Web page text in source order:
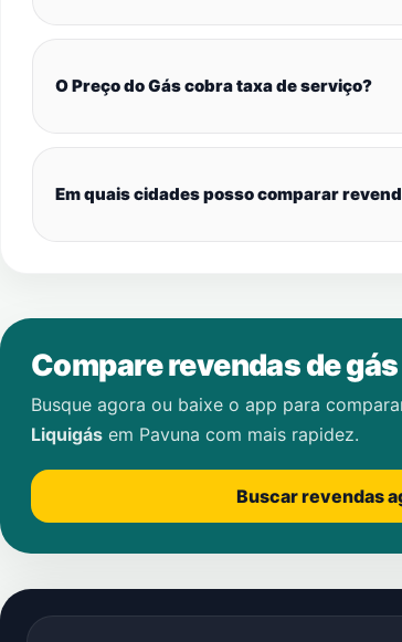
O Preço do Gás cobra taxa de serviço?
Em quais cidades posso comparar
Compare revendas de
Busque agora ou baixe o app para
Liquigás em Pavuna com mais rapidez.
Buscar revendas